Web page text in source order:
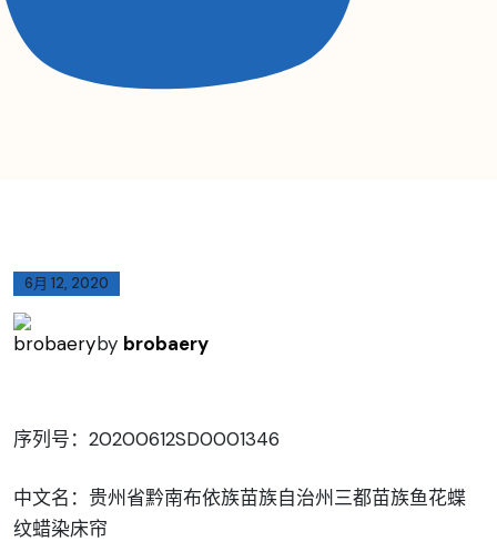
6月 12, 2020
by brobaery
序列号：20200612SD0001346
中文名：贵州省黔南布依族苗族自治州三都苗族鱼花蝶
纹蜡染床帘